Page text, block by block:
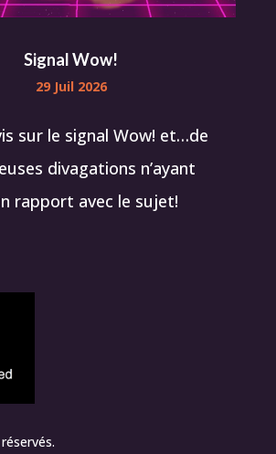
Signal Wow!
29 Juil 2026
sur le signal Wow! et…de
divagations n’ayant
rapport avec le sujet!